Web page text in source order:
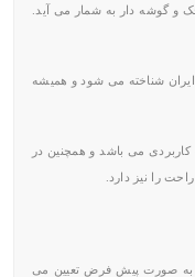
گوشه دار به شمار می آید.
شناخته می شود و همیشه
می باشد و همچنین در
را نیز دارد.
به صورت پیش فرض تعیین می